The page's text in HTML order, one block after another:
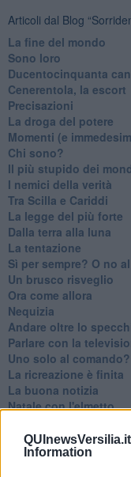
Information
Articoli dal Blog
La fine del mondo
Sono loro
Ducentocinquanta
Cenerentola, la escort
Precisazioni
La droga del potere
Momenti (e
Chi sono?
Il più stupido dei
I nemici della verità
Tra Scilla e Cariddi
La legge del più forte
Dalla terra alla luna
La tentazione
​Sì per sempre? O no
Un brusco risveglio
Ora come allora
Nequizia
Andare oltre lo
Parlare con la
Uno solo al comando?
La ricreazione è finita
La buona notizia
Natale con l'elmetto
Demeritocrazia
La tivvù pallonara